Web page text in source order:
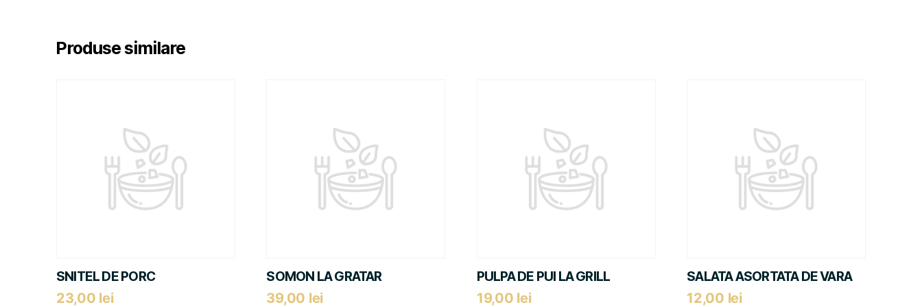
Produse similare
SNITEL DE PORC
23,00 lei
SOMON LA GRATAR
39,00 lei
PULPA DE PUI LA GRILL
19,00 lei
SALATA ASORTATA DE VARA
12,00 lei